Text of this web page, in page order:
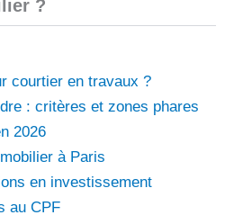
?
courtier en travaux ?
: critères et zones phares
2026
à Paris
en investissement
au CPF